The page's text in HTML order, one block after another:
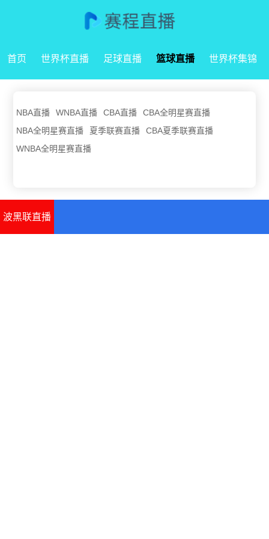
首页 世界杯直播 足球直播 篮球直播 世界杯集锦
NBA直播 WNBA直播 CBA直播
CBA全明星赛直播
NBA全明星赛直播
夏季联赛直播
CBA夏季联赛直播
WNBA全明星赛直播
波黑联直播